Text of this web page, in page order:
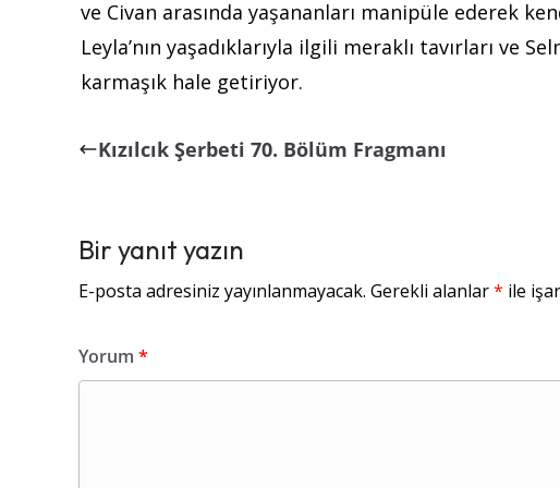
ve Civan arasında yaşananları manipüle ederek
Leyla’nın yaşadıklarıyla ilgili meraklı tavırları ve
karmaşık hale getiriyor.
Kızılcık Şerbeti 70. Bölüm Fragmanı
Bir yanıt yazın
E-posta adresiniz yayınlanmayacak. Gerekli alanlar* ile
Yorum *